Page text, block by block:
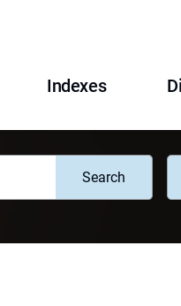
Indexes
Search